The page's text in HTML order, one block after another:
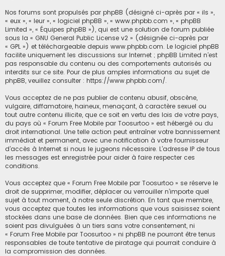
Nos forums sont propulsés par phpBB (désigné ci-après par « ils »,
« eux », « leur », « logiciel phpBB », « www.phpbb.com », « phpBB
Limited », « Équipes phpBB »), qui est une solution de forum publiée
sous la « GNU General Public License v2 » (désignée ci-après par
« GPL ») et téléchargeable depuis www.phpbb.com. Le logiciel phpBB
facilite uniquement les discussions sur Internet ; phpBB Limited n’est
pas responsable du contenu ou des comportements autorisés ou
interdits sur ce site. Pour de plus amples informations au sujet de
phpBB, veuillez consulter : https://www.phpbb.com/.
Vous acceptez de ne pas publier de contenu abusif, obscène,
vulgaire, diffamatoire, haineux, menaçant, à caractère sexuel ou
tout autre contenu illicite, que ce soit en vertu des lois de votre pays,
du pays où « Forum Free Mobile par Toosurtoo » est hébergé ou du
droit international. Une telle action peut entraîner votre bannissement
immédiat et permanent, avec une notification à votre fournisseur
d’accès à Internet si nous le jugeons nécessaire. L’adresse IP de tous
les messages est enregistrée pour aider à faire respecter ces
conditions.
Vous acceptez que « Forum Free Mobile par Toosurtoo » se réserve le
droit de supprimer, modifier, déplacer ou verrouiller n’importe quel
sujet à tout moment, à notre seule discrétion. En tant que membre,
vous acceptez que toutes les informations que vous saisissez soient
stockées dans une base de données. Bien que ces informations ne
soient pas divulguées à un tiers sans votre consentement, ni
« Forum Free Mobile par Toosurtoo » ni phpBB ne pourront être tenus
responsables de toute tentative de piratage qui pourrait conduire à
la compromission des données.